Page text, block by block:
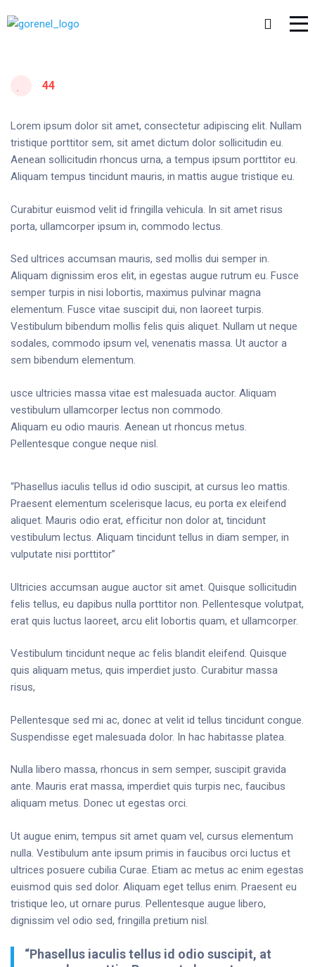
44
Lorem ipsum dolor sit amet, consectetur adipiscing elit. Nullam
tristique porttitor sem, sit amet dictum dolor sollicitudin eu.
Aenean sollicitudin rhoncus urna, a tempus ipsum porttitor eu.
Aliquam tempus tincidunt mauris, in mattis augue tristique eu.
Curabitur euismod velit id fringilla vehicula. In sit amet risus
porta, ullamcorper ipsum in, commodo lectus.
Sed ultrices accumsan mauris, sed mollis dui semper in.
Aliquam dignissim eros elit, in egestas augue rutrum eu. Fusce
semper turpis in nisi lobortis, maximus pulvinar magna
elementum. Fusce vitae suscipit dui, non laoreet turpis.
Vestibulum bibendum mollis felis quis aliquet. Nullam ut neque
sodales, commodo ipsum vel, venenatis massa. Ut auctor a
sem bibendum elementum.
usce ultricies massa vitae est malesuada auctor. Aliquam
vestibulum ullamcorper lectus non commodo.
Aliquam eu odio mauris. Aenean ut rhoncus metus.
Pellentesque congue neque nisl.
“Phasellus iaculis tellus id odio suscipit, at cursus leo mattis.
Praesent elementum scelerisque lacus, eu porta ex eleifend
aliquet. Mauris odio erat, efficitur non dolor at, tincidunt
vestibulum lectus. Aliquam tincidunt tellus in diam semper, in
vulputate nisi porttitor”
Ultricies accumsan augue auctor sit amet. Quisque sollicitudin
felis tellus, eu dapibus nulla porttitor non. Pellentesque volutpat,
erat quis luctus laoreet, arcu elit lobortis quam, et ullamcorper.
Vestibulum tincidunt neque ac felis blandit eleifend. Quisque
quis aliquam metus, quis imperdiet justo. Curabitur massa
risus,
Pellentesque sed mi ac, donec at velit id tellus tincidunt congue.
Suspendisse eget malesuada dolor. In hac habitasse platea.
Nulla libero massa, rhoncus in sem semper, suscipit gravida
ante. Mauris erat massa, imperdiet quis turpis nec, faucibus
aliquam metus. Donec ut egestas orci.
Ut augue enim, tempus sit amet quam vel, cursus elementum
nulla. Vestibulum ante ipsum primis in faucibus orci luctus et
ultrices posuere cubilia Curae. Etiam ac metus ac enim egestas
euismod quis sed dolor. Aliquam eget tellus enim. Praesent eu
tristique leo, ut ornare purus. Pellentesque augue libero,
dignissim vel odio sed, fringilla pretium nisl.
“Phasellus iaculis tellus id odio suscipit, at